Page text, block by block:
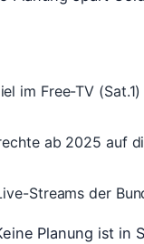
im Free-TV
ab 2025 auf
Streams der
Planung ist in